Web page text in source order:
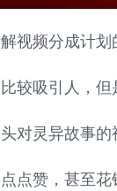
视频分成计
较吸引人，但
对灵异故事
点赞，甚至